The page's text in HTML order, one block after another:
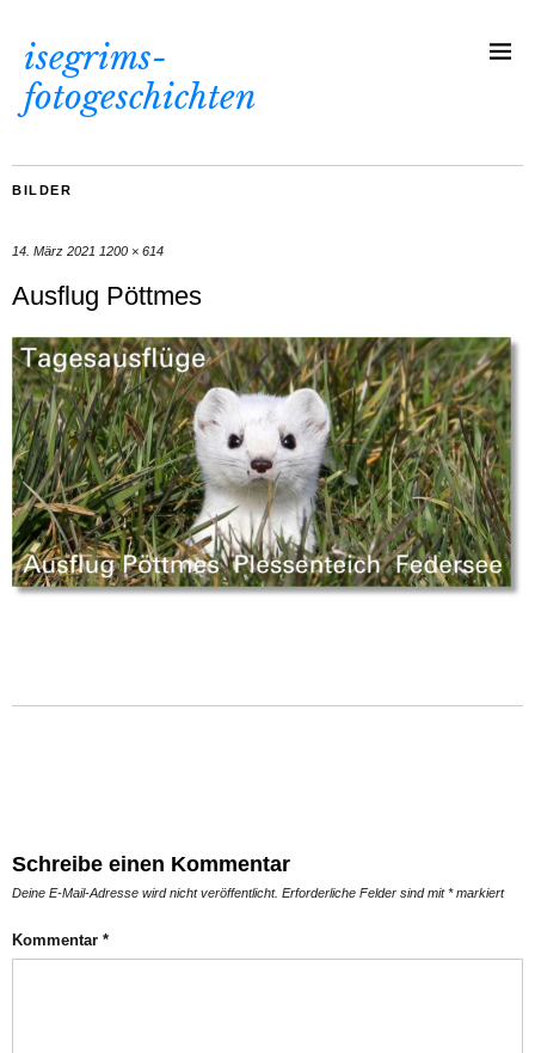
isegrims-
fotogeschichten
BILDER
14. März 2021 1200 × 614
Ausflug Pöttmes
Schreibe einen Kommentar
Deine E-Mail-Adresse wird nicht veröffentlicht. Erforderliche Felder sind mit*markiert
Kommentar *